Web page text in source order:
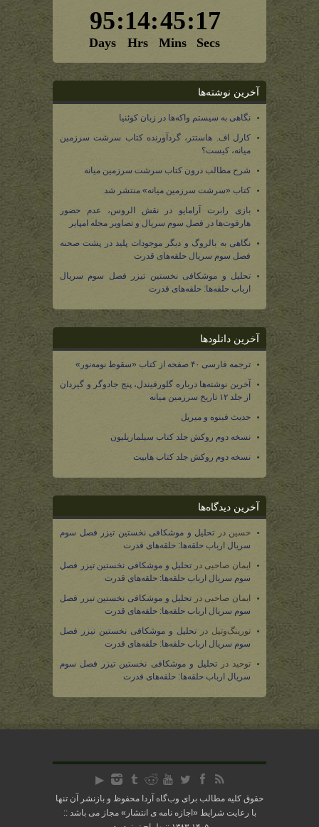
آخرین نوشته‌ها
نگاهی به سیستم واکه‌ها در زبان کوئنیا
کارل اف. هاستتر، گردآورنده کتاب سرشت سرزمین
میانه، کیست؟
شرح مطالب درون کتاب سرشت سرزمین میانه
کتاب «سرشت سرزمین میانه» منتشر شد
بازی رابرت آرامایو در نقش الروس، عدم حضور
هارفوت‌ها در فصل سوم سریال و تصاویر مجله امپایر
نگاهی به بالروگ و دیگر موجودات پلید در پشت صحنه
فصل سوم سریال حلقه‌های قدرت
تحلیل و موشکافی نخستین تیزر فصل سوم سریال
ارباب حلقه‌ها: حلقه‌های قدرت
آخرین دانلودها
ترجمه فارسی ۴۰ صفحه از کتاب «سقوط نومه‌نور»
آخرین نوشته‌ها درباره گلورفیندل، پنج جادوگر و گیردان
از جلد ۱۲ تاریخ سرزمین میانه
حدیث فینوه و میریل
نسخه دوم روکش جلد کتاب سیلماریلیون
نسخه دوم روکش جلد کتاب هابیت
آخرین دیدگاه‌ها
حسین در تحلیل و موشکافی نخستین تیزر فصل سوم
سریال ارباب حلقه‌ها: حلقه‌های قدرت
ایمان صاحبی در تحلیل و موشکافی نخستین تیزر فصل
سوم سریال ارباب حلقه‌ها: حلقه‌های قدرت
ایمان صاحبی در تحلیل و موشکافی نخستین تیزر فصل
سوم سریال ارباب حلقه‌ها: حلقه‌های قدرت
تورینگ‌وتیل در تحلیل و موشکافی نخستین تیزر فصل
سوم سریال ارباب حلقه‌ها: حلقه‌های قدرت
توحید درتحلیل و موشکافی نخستین تیزر فصل سوم
سریال ارباب حلقه‌ها: حلقه‌های قدرت
حقوق کلیه مطالب برای وب‌گاه آردا محفوظ و بازنشر آن تنها
با رعایت شرایط « اجازه نامه ی انتشار » مجاز می باشد ::